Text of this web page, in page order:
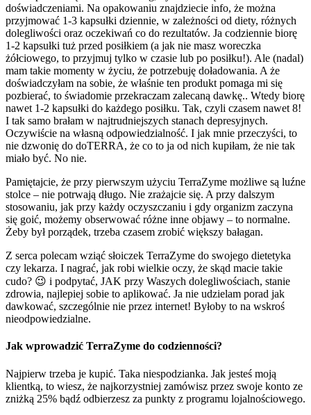
doświadczeniami. Na opakowaniu znajdziecie info, że można
przyjmować 1-3 kapsułki dziennie, w zależności od diety, różnych
dolegliwości oraz oczekiwań co do rezultatów. Ja codziennie biorę
1-2 kapsułki tuż przed posiłkiem (a jak nie masz woreczka
żółciowego, to przyjmuj tylko w czasie lub po posiłku!). Ale (nadal)
mam takie momenty w życiu, że potrzebuję doładowania. A że
doświadczyłam na sobie, że właśnie ten produkt pomaga mi się
pozbierać, to świadomie przekraczam zalecaną dawkę.. Wtedy biorę
nawet 1-2 kapsułki do każdego posiłku. Tak, czyli czasem nawet 8!
I tak samo brałam w najtrudniejszych stanach depresyjnych.
Oczywiście na własną odpowiedzialność. I jak mnie przeczyści, to
nie dzwonię do doTERRA, że co to ja od nich kupiłam, że nie tak
miało być. No nie.
Pamiętajcie, że przy pierwszym użyciu TerraZyme możliwe są luźne
stolce – nie potrwają długo. Nie zrażajcie się. A przy dalszym
stosowaniu, jak przy każdy oczyszczaniu i gdy organizm zaczyna
się goić, możemy obserwować różne inne objawy – to normalne.
Żeby był porządek, trzeba czasem zrobić większy bałagan.
Z serca polecam wziąć słoiczek TerraZyme do swojego dietetyka
czy lekarza. I nagrać, jak robi wielkie oczy, że skąd macie takie
cudo? 😉 i podpytać, JAK przy Waszych dolegliwościach, stanie
zdrowia, najlepiej sobie to aplikować. Ja nie udzielam porad jak
dawkować, szczególnie nie przez internet! Byłoby to na wskroś
nieodpowiedzialne.
Jak wprowadzić TerraZyme do codzienności?
Najpierw trzeba je kupić. Taka niespodzianka. Jak jesteś moją
klientką, to wiesz, że najkorzystniej zamówisz przez swoje konto ze
zniżką 25% bądź odbierzesz za punkty z programu lojalnościowego.